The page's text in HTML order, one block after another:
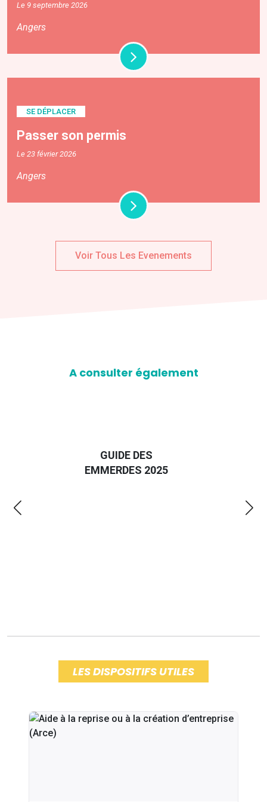
Le 9 septembre 2026
Angers
SE DÉPLACER
Passer son permis
Le 23 février 2026
Angers
Voir Tous Les Evenements
A consulter également
GUIDE DES
EMMERDES 2025
LES DISPOSITIFS UTILES